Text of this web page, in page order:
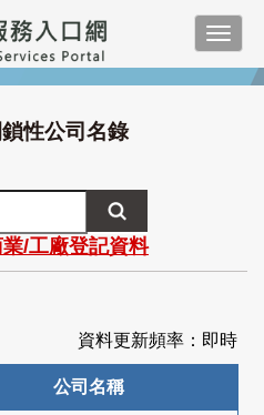
鎖性公司名錄
業/工廠登記資料
資料更新頻率：即時
公司名稱